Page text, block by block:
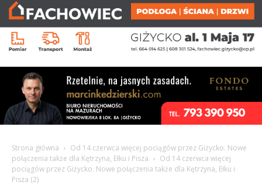
Strona główna
Od 14 czerwca więcej pociągów przez Giżycko. Nowe
połączenia także dla Kętrzyna, Ełku i Pisza
Od 14 czerwca więcej
pociągów przez Giżycko. Nowe połączenia także dla Kętrzyna, Ełku i
Pisza (2)